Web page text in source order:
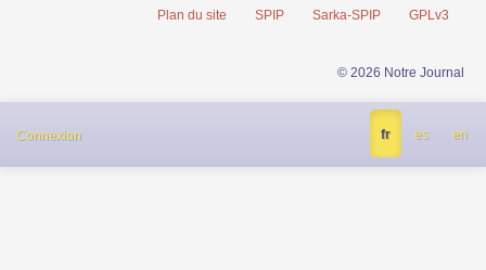
Plan du site SPIP Sarka-SPIP GPLv3
© 2026 Notre Journal
Connexion fr es en